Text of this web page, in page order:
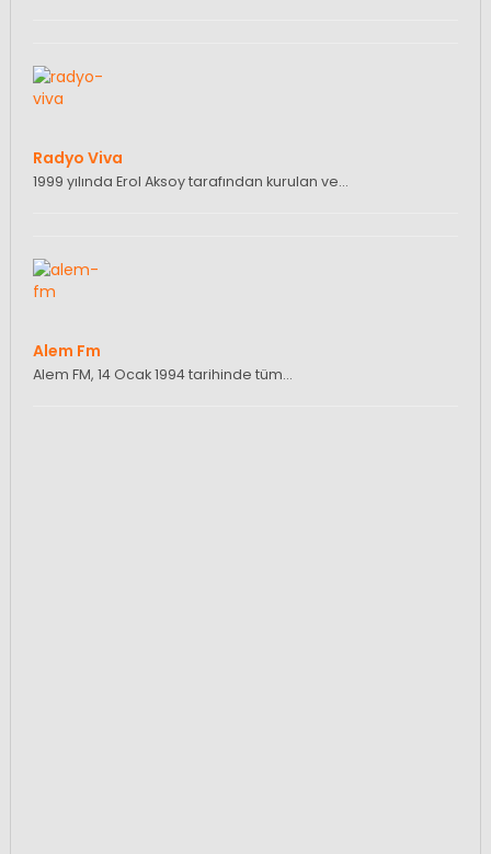
Radyo Viva
1999 yılında Erol Aksoy tarafından kurulan ve…
Alem Fm
Alem FM, 14 Ocak 1994 tarihinde tüm…